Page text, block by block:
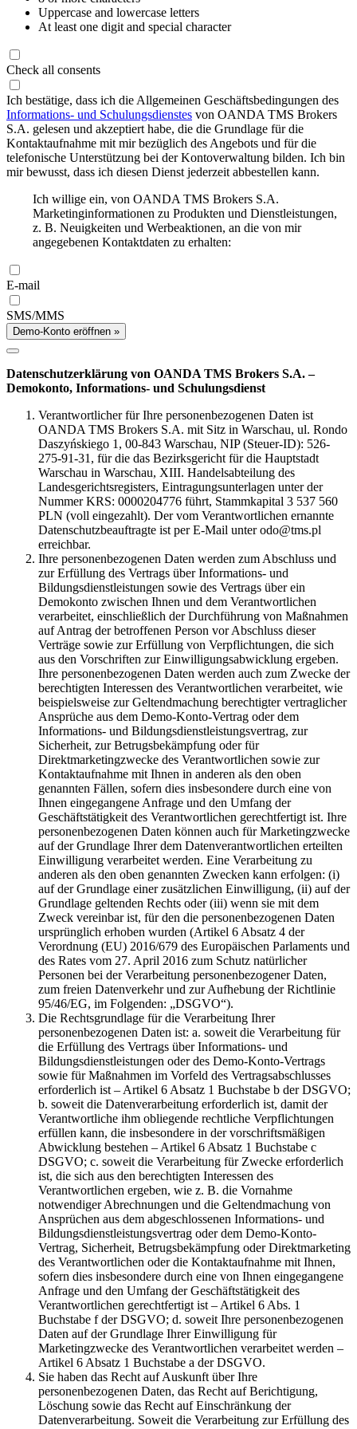
Uppercase and lowercase letters
At least one digit and special character
Check all consents
Ich bestätige, dass ich die Allgemeinen Geschäftsbedingungen des
Informations- und Schulungsdienstes von OANDA TMS Brokers
S.A. gelesen und akzeptiert habe, die die Grundlage für die
Kontaktaufnahme mit mir bezüglich des Angebots und für die
telefonische Unterstützung bei der Kontoverwaltung bilden. Ich bin
mir bewusst, dass ich diesen Dienst jederzeit abbestellen kann.
Ich willige ein, von OANDA TMS Brokers S.A.
Marketinginformationen zu Produkten und Dienstleistungen,
z. B. Neuigkeiten und Werbeaktionen, an die von mir
angegebenen Kontaktdaten zu erhalten:
E-mail
SMS/MMS
Demo-Konto eröffnen »
Datenschutzerklärung von OANDA TMS Brokers S.A. –
Demokonto, Informations- und Schulungsdienst
Verantwortlicher für Ihre personenbezogenen Daten ist
OANDA TMS Brokers S.A. mit Sitz in Warschau, ul. Rondo
Daszyńskiego 1, 00-843 Warschau, NIP (Steuer-ID): 526-
275-91-31, für die das Bezirksgericht für die Hauptstadt
Warschau in Warschau, XIII. Handelsabteilung des
Landesgerichtsregisters, Eintragungsunterlagen unter der
Nummer KRS: 0000204776 führt, Stammkapital 3 537 560
PLN (voll eingezahlt). Der vom Verantwortlichen ernannte
Datenschutzbeauftragte ist per E-Mail unter odo@tms.pl
erreichbar.
Ihre personenbezogenen Daten werden zum Abschluss und
zur Erfüllung des Vertrags über Informations- und
Bildungsdienstleistungen sowie des Vertrags über ein
Demokonto zwischen Ihnen und dem Verantwortlichen
verarbeitet, einschließlich der Durchführung von Maßnahmen
auf Antrag der betroffenen Person vor Abschluss dieser
Verträge sowie zur Erfüllung von Verpflichtungen, die sich
aus den Vorschriften zur Einwilligungsabwicklung ergeben.
Ihre personenbezogenen Daten werden auch zum Zwecke der
berechtigten Interessen des Verantwortlichen verarbeitet, wie
beispielsweise zur Geltendmachung berechtigter vertraglicher
Ansprüche aus dem Demo-Konto-Vertrag oder dem
Informations- und Bildungsdienstleistungsvertrag, zur
Sicherheit, zur Betrugsbekämpfung oder für
Direktmarketingzwecke des Verantwortlichen sowie zur
Kontaktaufnahme mit Ihnen in anderen als den oben
genannten Fällen, sofern dies insbesondere durch eine von
Ihnen eingegangene Anfrage und den Umfang der
Geschäftstätigkeit des Verantwortlichen gerechtfertigt ist. Ihre
personenbezogenen Daten können auch für Marketingzwecke
auf der Grundlage Ihrer dem Datenverantwortlichen erteilten
Einwilligung verarbeitet werden. Eine Verarbeitung zu
anderen als den oben genannten Zwecken kann erfolgen: (i)
auf der Grundlage einer zusätzlichen Einwilligung, (ii) auf der
Grundlage geltenden Rechts oder (iii) wenn sie mit dem
Zweck vereinbar ist, für den die personenbezogenen Daten
ursprünglich erhoben wurden (Artikel 6 Absatz 4 der
Verordnung (EU) 2016/679 des Europäischen Parlaments und
des Rates vom 27. April 2016 zum Schutz natürlicher
Personen bei der Verarbeitung personenbezogener Daten,
zum freien Datenverkehr und zur Aufhebung der Richtlinie
95/46/EG, im Folgenden: „DSGVO“).
Die Rechtsgrundlage für die Verarbeitung Ihrer
personenbezogenen Daten ist: a. soweit die Verarbeitung für
die Erfüllung des Vertrags über Informations- und
Bildungsdienstleistungen oder des Demo-Konto-Vertrags
sowie für Maßnahmen im Vorfeld des Vertragsabschlusses
erforderlich ist – Artikel 6 Absatz 1 Buchstabe b der DSGVO;
b. soweit die Datenverarbeitung erforderlich ist, damit der
Verantwortliche ihm obliegende rechtliche Verpflichtungen
erfüllen kann, die insbesondere in der vorschriftsmäßigen
Abwicklung bestehen – Artikel 6 Absatz 1 Buchstabe c
DSGVO; c. soweit die Verarbeitung für Zwecke erforderlich
ist, die sich aus den berechtigten Interessen des
Verantwortlichen ergeben, wie z. B. die Vornahme
notwendiger Abrechnungen und die Geltendmachung von
Ansprüchen aus dem abgeschlossenen Informations- und
Bildungsdienstleistungsvertrag oder dem Demo-Konto-
Vertrag, Sicherheit, Betrugsbekämpfung oder Direktmarketing
des Verantwortlichen oder die Kontaktaufnahme mit Ihnen,
sofern dies insbesondere durch eine von Ihnen eingegangene
Anfrage und den Umfang der Geschäftstätigkeit des
Verantwortlichen gerechtfertigt ist – Artikel 6 Abs. 1
Buchstabe f der DSGVO; d. soweit Ihre personenbezogenen
Daten auf der Grundlage Ihrer Einwilligung für
Marketingzwecke des Verantwortlichen verarbeitet werden –
Artikel 6 Absatz 1 Buchstabe a der DSGVO.
Sie haben das Recht auf Auskunft über Ihre
personenbezogenen Daten, das Recht auf Berichtigung,
Löschung sowie das Recht auf Einschränkung der
Datenverarbeitung. Soweit die Verarbeitung zur Erfüllung des